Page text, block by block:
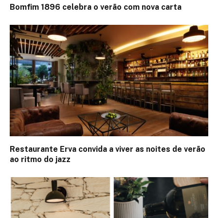
Bomfim 1896 celebra o verão com nova carta
Restaurante Erva convida a viver as noites de verão
ao ritmo do jazz